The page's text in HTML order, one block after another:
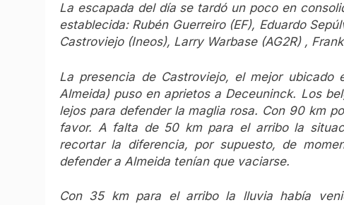
La escapada del día se tardó un poco en
establecida: Rubén Guerreiro (EF), Eduardo
Castroviejo (Ineos), Larry Warbase (AG2R) ,
La presencia de Castroviejo, el mejor
Almeida) puso en aprietos a Deceuninck. Los
lejos para defender la maglia rosa. Con 90 km
favor. A falta de 50 km para el arribo la
recortar la diferencia, por supuesto, de
defender a Almeida tenían que vaciarse.
Con 35 km para el arribo la lluvia había